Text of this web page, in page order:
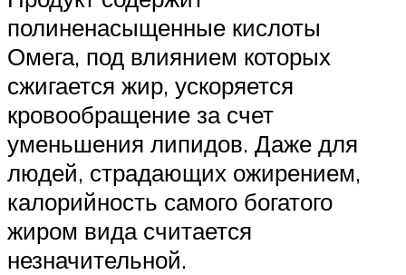
полиненасыщенные кислоты
Омега, под влиянием которых
сжигается жир, ускоряется
кровообращение за счет
уменьшения липидов. Даже для
людей, страдающих ожирением,
калорийность самого богатого
жиром вида считается
незначительной.